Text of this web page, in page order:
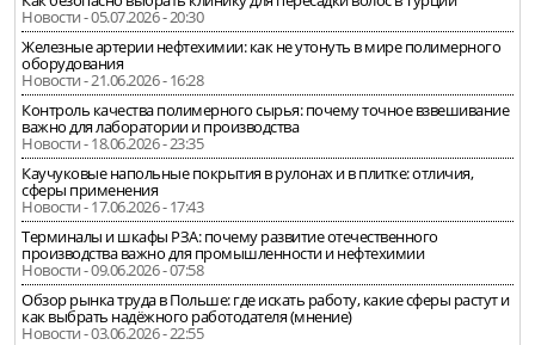
Новости - 05.07.2026 - 20:30
Железные артерии нефтехимии: как не утонуть в мире полимерного
оборудования
Новости - 21.06.2026 - 16:28
Контроль качества полимерного сырья: почему точное взвешивание
важно для лаборатории и производства
Новости - 18.06.2026 - 23:35
Каучуковые напольные покрытия в рулонах и в плитке: отличия,
сферы применения
Новости - 17.06.2026 - 17:43
Терминалы и шкафы РЗА: почему развитие отечественного
производства важно для промышленности и нефтехимии
Новости - 09.06.2026 - 07:58
Обзор рынка труда в Польше: где искать работу, какие сферы растут и
как выбрать надёжного работодателя (мнение)
Новости - 03.06.2026 - 22:55